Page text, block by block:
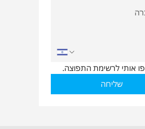
אותי לרשימת התפוצה.
שליחה